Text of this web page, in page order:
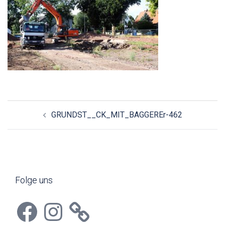
GRUNDST__CK_MIT_BAGGEREr-462
Folge uns
FacebookInstagram